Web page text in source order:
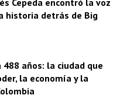
Cepeda encontró la voz
historia detrás de Big
años: la ciudad que
la economía y la